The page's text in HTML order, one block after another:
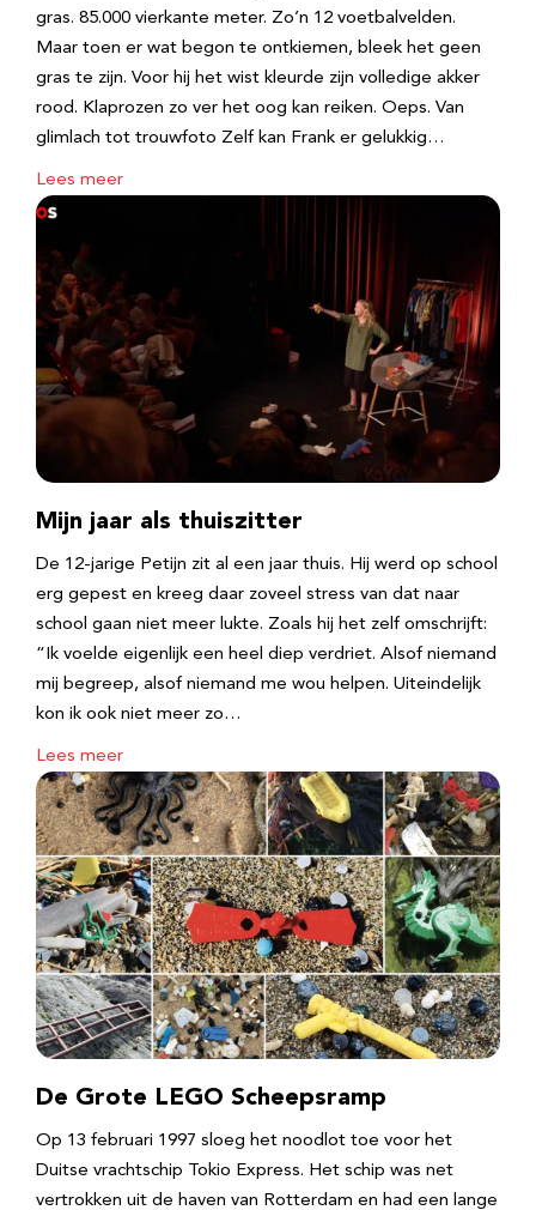
gras. 85.000 vierkante meter. Zo’n 12 voetbalvelden.
Maar toen er wat begon te ontkiemen, bleek het geen
gras te zijn. Voor hij het wist kleurde zijn volledige akker
rood. Klaprozen zo ver het oog kan reiken. Oeps. Van
glimlach tot trouwfoto Zelf kan Frank er gelukkig…
Lees meer
Mijn jaar als thuiszitter
De 12-jarige Petijn zit al een jaar thuis. Hij werd op school
erg gepest en kreeg daar zoveel stress van dat naar
school gaan niet meer lukte. Zoals hij het zelf omschrijft:
“Ik voelde eigenlijk een heel diep verdriet. Alsof niemand
mij begreep, alsof niemand me wou helpen. Uiteindelijk
kon ik ook niet meer zo…
Lees meer
De Grote LEGO Scheepsramp
Op 13 februari 1997 sloeg het noodlot toe voor het
Duitse vrachtschip Tokio Express. Het schip was net
vertrokken uit de haven van Rotterdam en had een lange